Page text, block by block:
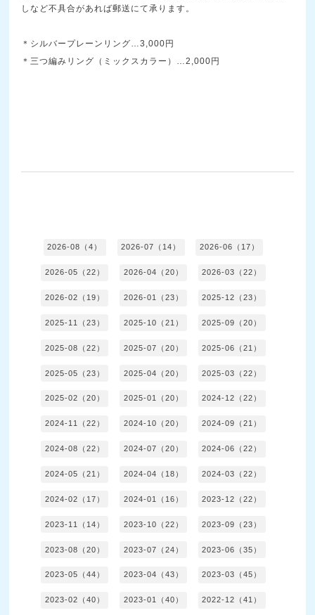
しなど不具合があれば郵送にて承ります。
＊シルバープレーンリング…3,000円
＊三つ編みリング（ミックスカラー）…2,000円
2026-08（4） 2026-07（14） 2026-06（17）
2026-05（22） 2026-04（20） 2026-03（22）
2026-02（19） 2026-01（23） 2025-12（23）
2025-11（23） 2025-10（21） 2025-09（20）
2025-08（22） 2025-07（20） 2025-06（21）
2025-05（23） 2025-04（20） 2025-03（22）
2025-02（20） 2025-01（20） 2024-12（22）
2024-11（22） 2024-10（20） 2024-09（21）
2024-08（22） 2024-07（20） 2024-06（22）
2024-05（21） 2024-04（18） 2024-03（22）
2024-02（17） 2024-01（16） 2023-12（22）
2023-11（14） 2023-10（22） 2023-09（23）
2023-08（20） 2023-07（24） 2023-06（35）
2023-05（44） 2023-04（43） 2023-03（45）
2023-02（40） 2023-01（40） 2022-12（41）